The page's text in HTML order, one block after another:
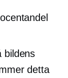
bildens
detta